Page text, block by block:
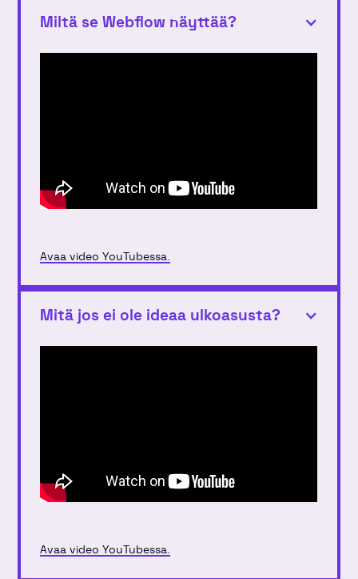
Miltä se Webflow näyttää?
Avaa video YouTubessa.
Mitä jos ei ole ideaa ulkoasusta?
Avaa video YouTubessa.